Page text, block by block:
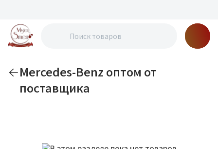
Mercedes-Benz оптом от
поставщика